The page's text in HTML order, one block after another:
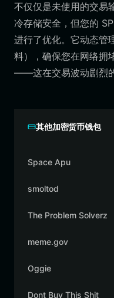
不仅仅是未使用的交易
冷存储安全，但您的
进行了优化。它动态管
料），确保您在网络拥
——这在交易波动剧烈
其他加密货币钱包
Space Apu
smoltod
The Problem Solverz
meme.gov
Oggie
Dont Buy This Shit